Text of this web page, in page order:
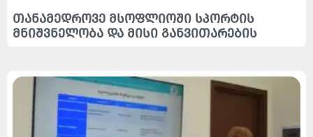
თანამედროვე მსოფლიოში სპორტის
მნიშვნელობა და მისი განვითარების